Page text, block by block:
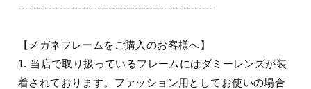
----------------------------------------------------
【メガネフレームをご購入のお客様へ】
1. 当店で取り扱っているフレームにはダミーレンズが装
着されております。ファッション用としてお使いの場合